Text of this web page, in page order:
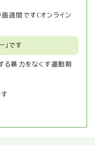
週間です(オンライン
」です
暴力をなくす運動期